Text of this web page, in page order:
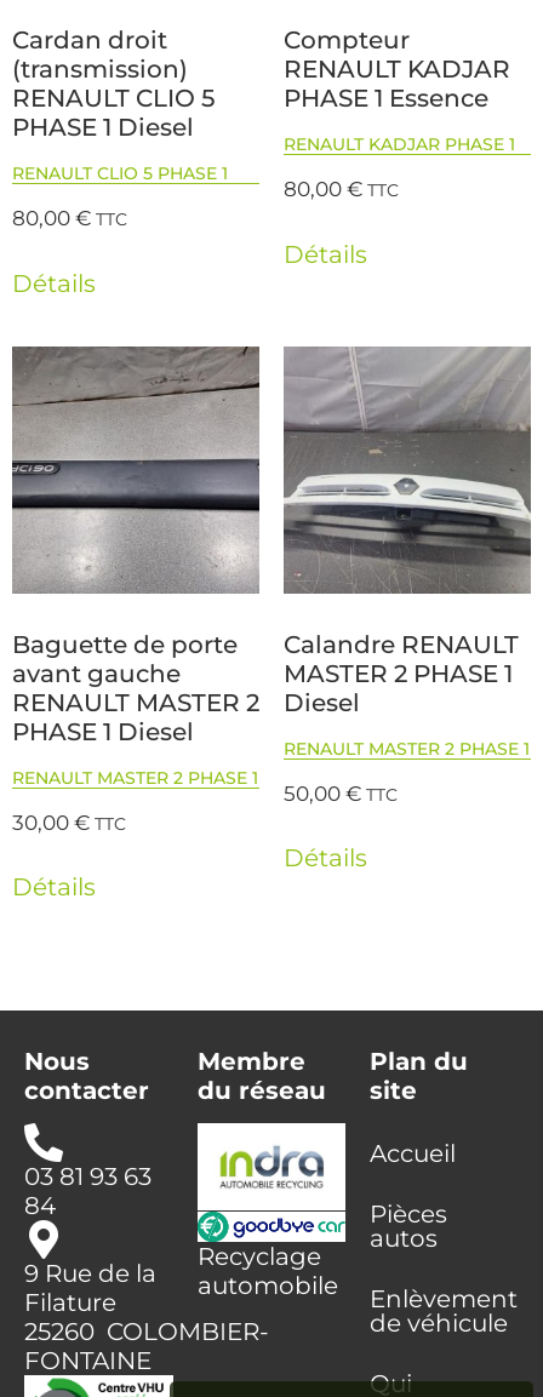
Cardan droit
(transmission)
RENAULT CLIO 5
PHASE 1 Diesel
RENAULT CLIO 5 PHASE 1
80,00€ TTC
Détails
Compteur
RENAULT KADJAR
PHASE 1 Essence
RENAULT KADJAR PHASE 1
80,00€ TTC
Détails
Baguette de porte
avant gauche
RENAULT MASTER 2
PHASE 1 Diesel
RENAULT MASTER 2 PHASE 1
30,00€ TTC
Détails
Calandre RENAULT
MASTER 2 PHASE 1
Diesel
RENAULT MASTER 2 PHASE 1
50,00€ TTC
Détails
Nous
contacter
03 81 93 63
84
9 Rue de la
Filature
25260 COLOMBIER-
FONTAINE
Membre
du réseau
Recyclage
automobile
Plan du
site
Accueil
Pièces
autos
Enlèvement
de véhicule
Qui